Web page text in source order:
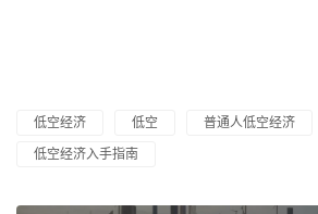
低空经济 低空 普通人低空经济
低空经济入手指南